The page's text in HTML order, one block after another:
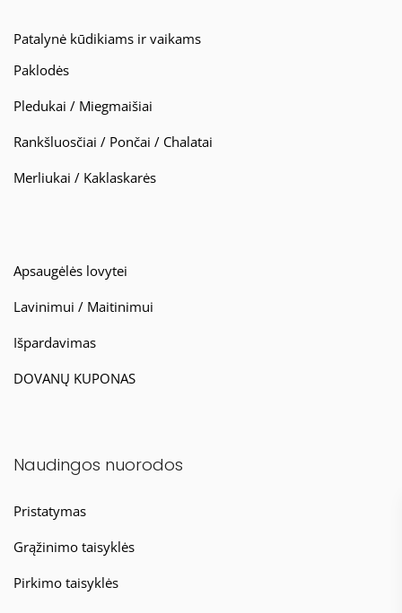
Patalynė kūdikiams ir vaikams
Paklodės
Pledukai / Miegmaišiai
Rankšluosčiai / Pončai / Chalatai
Merliukai / Kaklaskarės
Apsaugėlės lovytei
Lavinimui / Maitinimui
Išpardavimas
DOVANŲ KUPONAS
Naudingos nuorodos
Pristatymas
Grąžinimo taisyklės
Pirkimo taisyklės